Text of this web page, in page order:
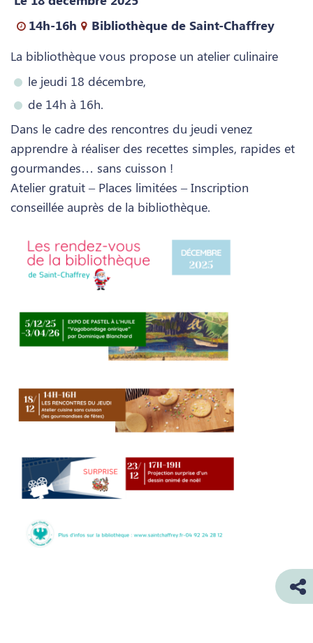
14h-16h
Bibliothèque de Saint-Chaffrey
La bibliothèque vous propose un atelier culinaire
le jeudi 18 décembre,
de 14h à 16h.
Dans le cadre des rencontres du jeudi venez
apprendre à réaliser des recettes simples, rapides et
gourmandes… sans cuisson !
Atelier gratuit – Places limitées – Inscription
conseillée auprès de la bibliothèque.